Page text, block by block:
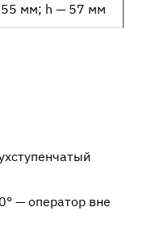
мм; h — 57 мм
— оператор вне